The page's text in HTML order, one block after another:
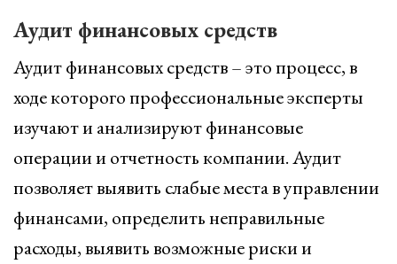
Аудит финансовых средств
Аудит финансовых средств – это процесс, в
ходе которого профессиональные эксперты
изучают и анализируют финансовые
операции и отчетность компании. Аудит
позволяет выявить слабые места в управлении
финансами, определить неправильные
расходы, выявить возможные риски и